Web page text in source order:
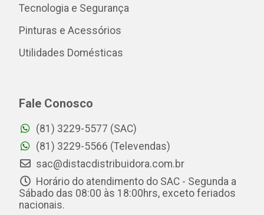
Tecnologia e Segurança
Pinturas e Acessórios
Utilidades Domésticas
Fale Conosco
(81) 3229-5577 (SAC)
(81) 3229-5566 (Televendas)
sac@distacdistribuidora.com.br
Horário do atendimento do SAC - Segunda a
Sábado das 08:00 às 18:00hrs, exceto feriados
nacionais.